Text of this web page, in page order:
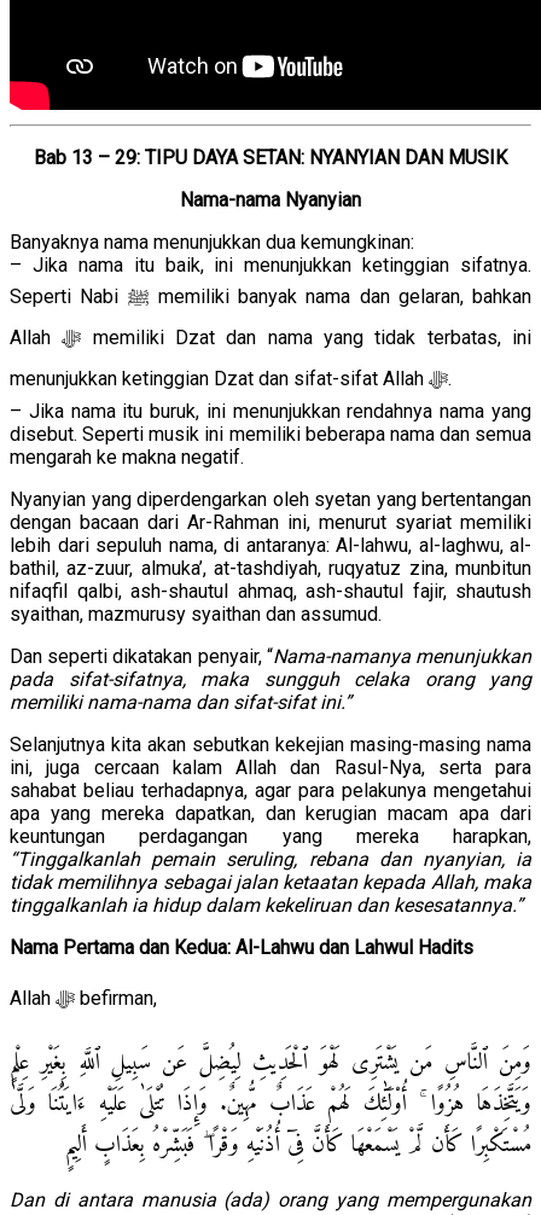
Bab 13 – 29: TIPU DAYA SETAN: NYANYIAN DAN MUSIK
Nama-nama Nyanyian
Banyaknya nama menunjukkan dua kemungkinan:
– Jika nama itu baik, ini menunjukkan ketinggian sifatnya.
Seperti Nabi ﷺ memiliki banyak nama dan gelaran, bahkan
Allah ﷻ memiliki Dzat dan nama yang tidak terbatas, ini
menunjukkan ketinggian Dzat dan sifat-sifat Allah ﷻ.
– Jika nama itu buruk, ini menunjukkan rendahnya nama yang
disebut. Seperti musik ini memiliki beberapa nama dan semua
mengarah ke makna negatif.
Nyanyian yang diperdengarkan oleh syetan yang bertentangan
dengan bacaan dari Ar-Rahman ini, menurut syariat memiliki
lebih dari sepuluh nama, di antaranya: Al-lahwu, al-laghwu, al-
bathil, az-zuur, almuka’, at-tashdiyah, ruqyatuz zina, munbitun
nifaqfil qalbi, ash-shautul ahmaq, ash-shautul fajir, shautush
syaithan, mazmurusy syaithan dan assumud.
Dan seperti dikatakan penyair, “Nama-namanya menunjukkan
pada sifat-sifatnya, maka sungguh celaka orang yang
memiliki nama-nama dan sifat-sifat ini.”
Selanjutnya kita akan sebutkan kekejian masing-masing nama
ini, juga cercaan kalam Allah dan Rasul-Nya, serta para
sahabat beliau terhadapnya, agar para pelakunya mengetahui
apa yang mereka dapatkan, dan kerugian macam apa dari
keuntungan perdagangan yang mereka harapkan,
“Tinggalkanlah pemain seruling, rebana dan nyanyian, ia
tidak memilihnya sebagai jalan ketaatan kepada Allah, maka
tinggalkanlah ia hidup dalam kekeliruan dan kesesatannya.”
Nama Pertama dan Kedua: Al-Lahwu dan Lahwul Hadits
Allah ﷻ befirman,
وَمِنَ ٱلنَّاسِ مَن يَشْتَرِى لَهْوَ ٱلْحَدِيثِ لِيُضِلَّ عَن سَبِيلِ ٱللَّهِ بِغَيْرِ عِلْمٍ
وَيَتَّخِذَهَا هُزُوًا ۚ أُو۟لَٰٓئِكَ لَهُمْ عَذَابٌ مُّهِينٌ. وَإِذَا تُتْلَىٰ عَلَيْهِ ءَايَٰتُنَا وَلَّىٰ
مُسْتَكْبِرًا كَأَن لَّمْ يَسْمَعْهَا كَأَنَّ فِىٓ أُذُنَيْهِ وَقْرًا ۖ فَبَشِّرْهُ بِعَذَابٍ أَلِيمٍ
Dan di antara manusia (ada) orang yang mempergunakan